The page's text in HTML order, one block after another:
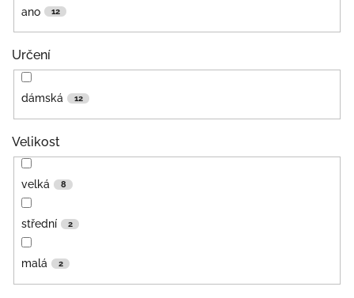
ano 12
Určení
dámská 12
Velikost
velká 8
střední 2
malá 2